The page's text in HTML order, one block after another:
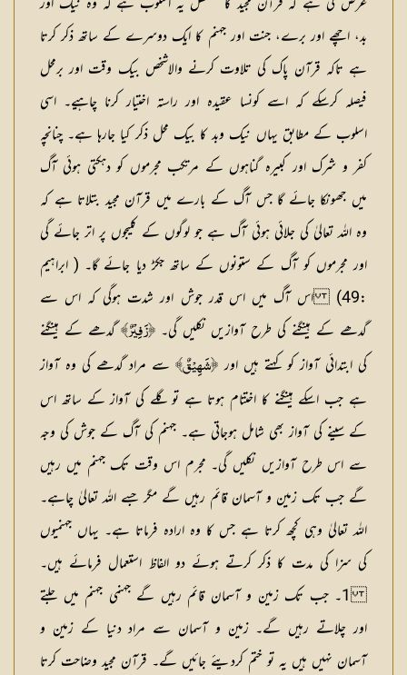
بد، اچھے اور برے، جنت اور جہنم کا ایک دوسرے کے ساتھ ذکر کرتا
ہے تاکہ قرآن پاک کی تلاوت کرنے والاشخص بیک وقت اور برمحل
فیصلہ کرسکے کہ اسے کونسا عقیدہ اور راستہ اختیار کرنا چاہیے۔ اسی
اسلوب کے مطابق یہاں نیک وبد کا بیک محل ذکر کیا جارہا ہے۔ چنانچہ
کفر و شرک اور کبیرہ گناہوں کے مرتکب مجرموں کو دہکتی ہوئی آگ
میں جھونکا جائے گا جس آگ کے بارے میں قرآن مجید بتلاتا ہے کہ
وہ اللہ تعالیٰ کی جلائی ہوئی آگ ہے جو لوگوں کے کلیجوں پر اتر جائے گی
اور مجرموں کو آگ کے ستونوں کے ساتھ جکڑ دیا جائے گا۔ ( ابراہیم
:49) اس آگ میں اس قدر جوش اور شدت ہوگی کہ اس سے
گدھے کے ہینگنے کی طرح آوازیں نکلیں گی۔﴿زَفِیْرٌ﴾گدھے کے ہینگنے
کی ابتدائی آواز کو کہتے ہیں اور ﴿شَھِیْقٌ﴾سے مراد گدھے کی وہ آواز
ہے جب اسکے ہینگنے کا اختتام ہوتا ہے تو گلے کی آواز کے ساتھ اس
کے سینے کی آواز بھی شامل ہوجاتی ہے۔ جہنم کی آگ کے جوش کی وجہ
سے اس طرح آوازیں نکلیں گی۔ مجرم اس وقت تک جہنم میں رہیں
گے جب تک زمین و آسمان قائم رہیں گے مگر جسے اللہ تعالیٰ چاہے۔
اللہ تعالیٰ وہی کچھ کرتا ہے جس کا وہ ارادہ فرماتا ہے۔ یہاں جہنمیوں
کی سزا کی مدت کا ذکر کرتے ہوئے دو الفاظ استعمال فرمائے ہیں۔
1۔ جب تک زمین و آسمان قائم رہیں گے جہنمی جہنم میں جلتے
اور چلاتے رہیں گے۔ زمین و آسمان سے مراد دنیا کے زمین و
آسمان نہیں ہیں یہ تو ختم کردیئے جائیں گے۔ قرآن مجید وضاحت کرتا